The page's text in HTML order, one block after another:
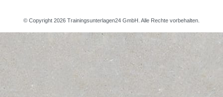
© Copyright 2026 Trainingsunterlagen24 GmbH. Alle Rechte vorbehalten.